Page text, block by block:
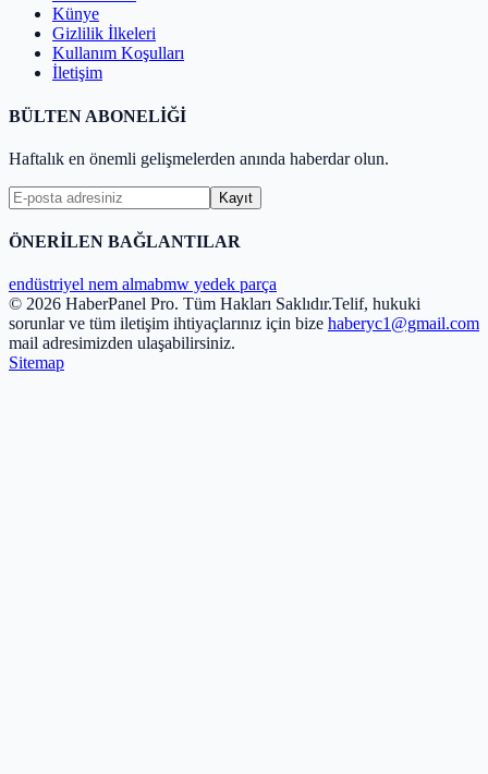
Künye
Gizlilik İlkeleri
Kullanım Koşulları
İletişim
BÜLTEN ABONELİĞİ
Haftalık en önemli gelişmelerden anında haberdar olun.
Kayıt
ÖNERİLEN BAĞLANTILAR
endüstriyel nem almabmw yedek parça
© 2026 HaberPanel Pro. Tüm Hakları Saklıdır.Telif, hukuki
sorunlar ve tüm iletişim ihtiyaçlarınız için bize haberyc1@gmail.com
mail adresimizden ulaşabilirsiniz.
Sitemap